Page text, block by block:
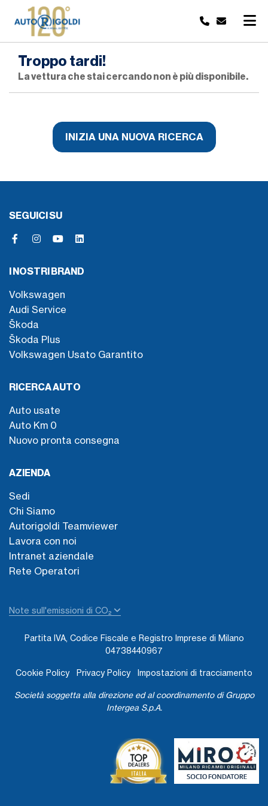
Troppo tardi!
La vettura che stai cercando non è più disponibile.
INIZIA UNA NUOVA RICERCA
SEGUICI SU
I NOSTRI BRAND
Volkswagen
Audi Service
Škoda
Škoda Plus
Volkswagen Usato Garantito
RICERCA AUTO
Auto usate
Auto Km 0
Nuovo pronta consegna
AZIENDA
Sedi
Chi Siamo
Autorigoldi Teamviewer
Lavora con noi
Intranet aziendale
Rete Operatori
Note sull'emissioni di CO₂
Partita IVA, Codice Fiscale e Registro Imprese di Milano
04738440967
Cookie Policy Privacy Policy Impostazioni di tracciamento
Società soggetta alla direzione ed al coordinamento di Gruppo
Intergea S.p.A.